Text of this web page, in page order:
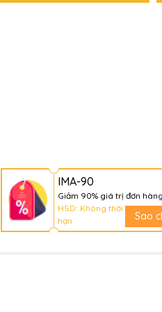
IMA-90
Giảm 90% giá trị đơn hàng
HSD: Không thời
hạn
Sao